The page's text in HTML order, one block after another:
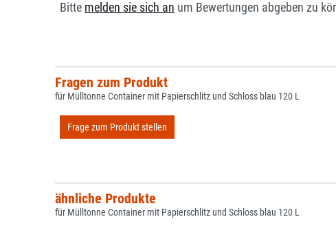
Bitte melden sie sich an um Bewertungen abgeben zu
Fragen zum Produkt
für Mülltonne Container mit Papierschlitz und Schloss blau 120 L
Frage zum Produkt stellen
ähnliche Produkte
für Mülltonne Container mit Papierschlitz und Schloss blau 120 L